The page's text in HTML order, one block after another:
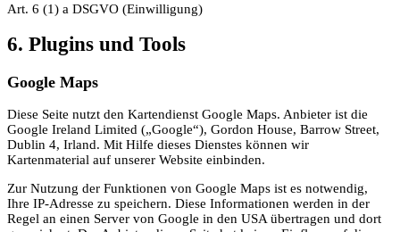
Art. 6 (1) a DSGVO (Einwilligung)
6. Plugins und Tools
Google Maps
Diese Seite nutzt den Kartendienst Google Maps. Anbieter ist die
Google Ireland Limited („Google“), Gordon House, Barrow Street,
Dublin 4, Irland. Mit Hilfe dieses Dienstes können wir
Kartenmaterial auf unserer Website einbinden.
Zur Nutzung der Funktionen von Google Maps ist es notwendig,
Ihre IP-Adresse zu speichern. Diese Informationen werden in der
Regel an einen Server von Google in den USA übertragen und dort